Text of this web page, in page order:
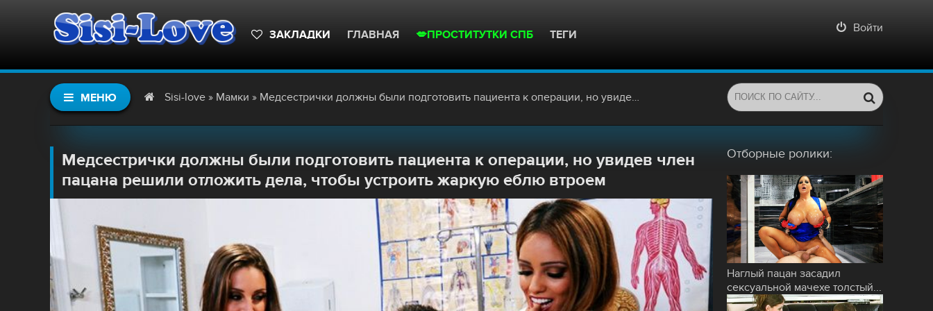
ЗАКЛАДКИ ГЛАВНАЯ 💋ПРОСТИТУТКИ СПБ ТЕГИ Войти
МЕНЮ Sisi-love » Мамки » Медсестрички должны были подготовить пациента к операции, но увидев член пацана решили отложить дела, чтобы устроить жаркую еблю втроем
Медсестрички должны были подготовить пациента к операции, но увидев член
пацана решили отложить дела, чтобы устроить жаркую еблю втроем
Отборные ролики:
Наглый пацан засадил
сексуальной мачехе толстый...